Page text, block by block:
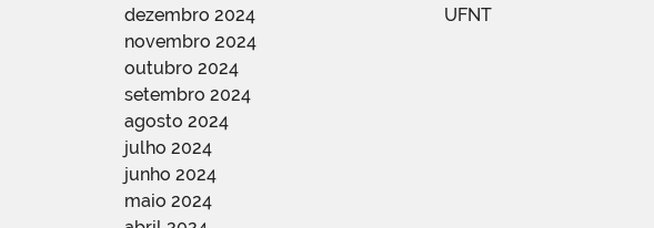
dezembro 2024
novembro 2024
outubro 2024
setembro 2024
agosto 2024
julho 2024
junho 2024
maio 2024
UFNT